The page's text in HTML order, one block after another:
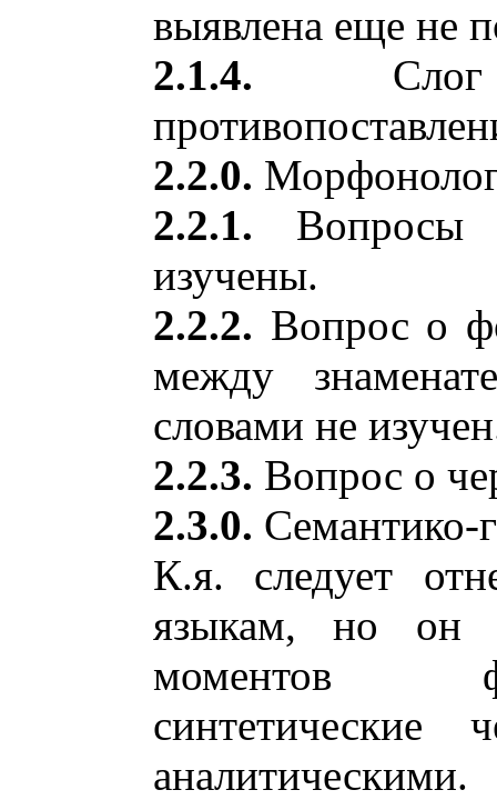
выявлена еще не
2.1.4. Слог
2.2.0.
2.2.1. Вопросы
изучены.
2.2.2. Вопрос о
между
словами не
2.2.3. Вопрос о
2.3.0. Семантико-
К.я. следует
языкам, но он
моментов
синтетические
аналитическими.